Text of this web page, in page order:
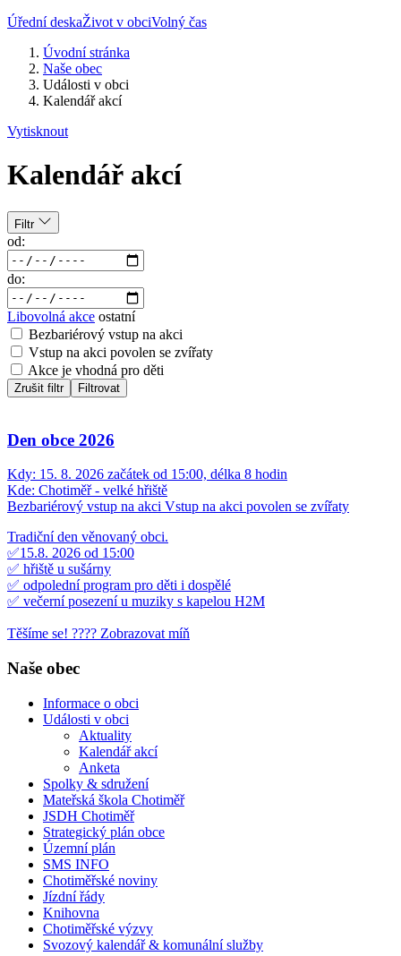
Úřední deskaŽivot v obciVolný čas
Úvodní stránka
Naše obec
Události v obci
Kalendář akcí
Vytisknout
Kalendář akcí
Filtr
od:
do:
Libovolná akce ostatní
Bezbariérový vstup na akci
Vstup na akci povolen se zvířaty
Akce je vhodná pro děti
Zrušit filtr Filtrovat
Den obce 2026
Kdy: 15. 8. 2026 začátek od 15:00, délka 8 hodin
Kde: Chotiměř - velké hřiště
Bezbariérový vstup na akci Vstup na akci povolen se zvířaty
Tradiční den věnovaný obci.
✅15.8. 2026 od 15:00
✅ hřiště u sušárny
✅ odpolední program pro děti i dospělé
✅ večerní posezení u muziky s kapelou H2M
Těšíme se! ???? Zobrazovat míň
Naše obec
Informace o obci
Události v obci
Aktuality
Kalendář akcí
Anketa
Spolky & sdružení
Mateřská škola Chotiměř
JSDH Chotiměř
Strategický plán obce
Územní plán
SMS INFO
Chotiměřské noviny
Jízdní řády
Knihovna
Chotiměřské výzvy
Svozový kalendář & komunální služby